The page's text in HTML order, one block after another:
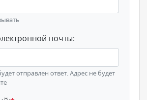
почты:
отправлен ответ. Адрес не будет